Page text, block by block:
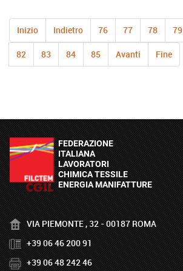
Inizio Indietro 76 77 78 79
82 83 84 85 Avanti Fine
VIA PIEMONTE , 32 - 00187 ROMA
+39 06 46 200 91
+39 06 48 242 46